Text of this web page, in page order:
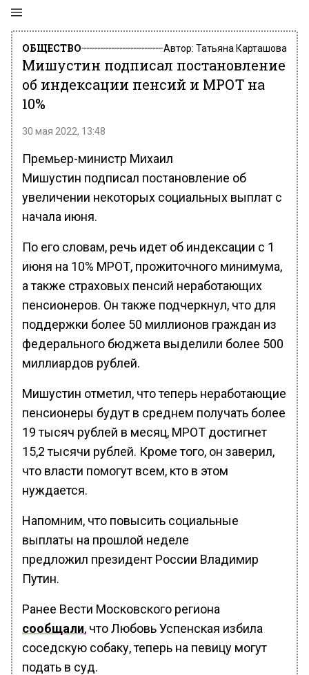
ОБЩЕСТВО Автор: Татьяна Карташова
Мишустин подписал постановление
об индексации пенсий и МРОТ на
10%
30 мая 2022, 13:48
Премьер-министр Михаил
Мишустин подписал постановление об
увеличении некоторых социальных выплат с
начала июня.
По его словам, речь идет об индексации с 1
июня на 10% МРОТ, прожиточного минимума,
а также страховых пенсий неработающих
пенсионеров. Он также подчеркнул, что для
поддержки более 50 миллионов граждан из
федерального бюджета выделили более 500
миллиардов рублей.
Мишустин отметил, что теперь неработающие
пенсионеры будут в среднем получать более
19 тысяч рублей в месяц, МРОТ достигнет
15,2 тысячи рублей. Кроме того, он заверил,
что власти помогут всем, кто в этом
нуждается.
Напомним, что повысить социальные
выплаты на прошлой неделе
предложил президент России Владимир
Путин.
Ранее Вести Московского региона
сообщали, что Любовь Успенская избила
соседскую собаку, теперь на певицу могут
подать в суд.